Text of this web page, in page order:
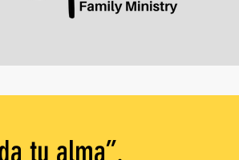
tu alma”.